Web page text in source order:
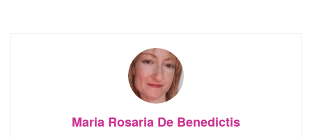
Maria Rosaria De Benedictis